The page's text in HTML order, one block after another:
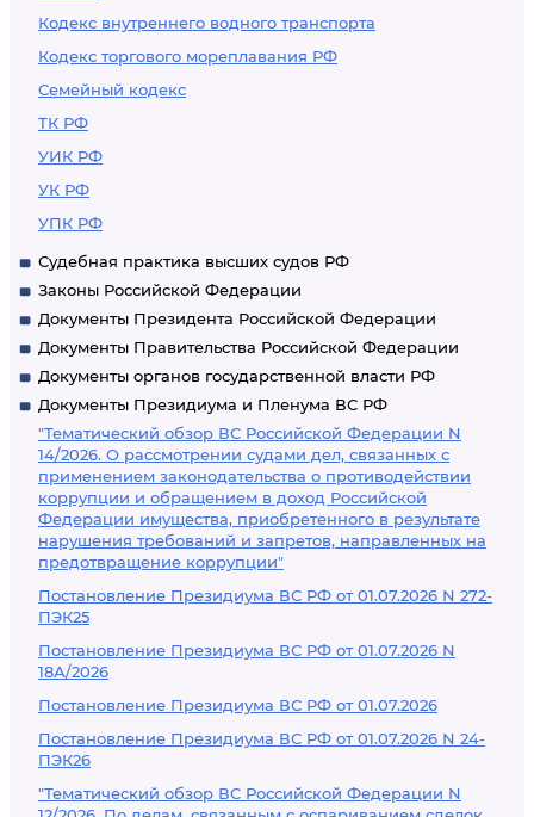
Кодекс внутреннего водного транспорта
Кодекс торгового мореплавания РФ
Семейный кодекс
ТК РФ
УИК РФ
УК РФ
УПК РФ
Судебная практика высших судов РФ
Законы Российской Федерации
Документы Президента Российской Федерации
Документы Правительства Российской Федерации
Документы органов государственной власти РФ
Документы Президиума и Пленума ВС РФ
"Тематический обзор ВС Российской Федерации N
14/2026. О рассмотрении судами дел, связанных с
применением законодательства о противодействии
коррупции и обращением в доход Российской
Федерации имущества, приобретенного в результате
нарушения требований и запретов, направленных на
предотвращение коррупции"
Постановление Президиума ВС РФ от 01.07.2026 N 272-
ПЭК25
Постановление Президиума ВС РФ от 01.07.2026 N
18А/2026
Постановление Президиума ВС РФ от 01.07.2026
Постановление Президиума ВС РФ от 01.07.2026 N 24-
ПЭК26
"Тематический обзор ВС Российской Федерации N